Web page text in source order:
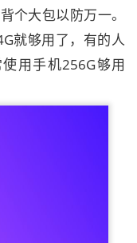
个大包以防万一。
就够用了，有的人
用手机256G够用